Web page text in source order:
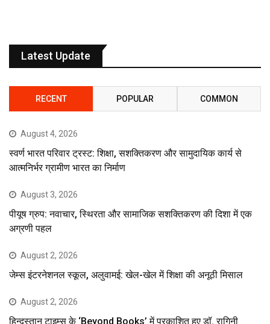
Latest Update
RECENT POPULAR COMMON
August 4, 2026
स्वर्ण भारत परिवार ट्रस्ट: शिक्षा, सशक्तिकरण और सामुदायिक कार्य से
आत्मनिर्भर ग्रामीण भारत का निर्माण
August 3, 2026
पीयूष ग्रुप: नवाचार, स्थिरता और सामाजिक सशक्तिकरण की दिशा में एक
अग्रणी पहल
August 2, 2026
जेम्स इंटरनेशनल स्कूल, अलुवामई: खेल-खेल में शिक्षा की अनूठी मिसाल
August 2, 2026
हिन्दुस्तान टाइम्स के ‘Beyond Books’ में प्रकाशित हुए डॉ. रागिनी